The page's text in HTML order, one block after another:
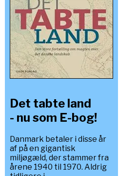
Det tabte land
- nu som E-bog!
Danmark betaler i disse år
af på en gigantisk
miljøgæld, der stammer fra
årene 1940 til 1970. Aldrig